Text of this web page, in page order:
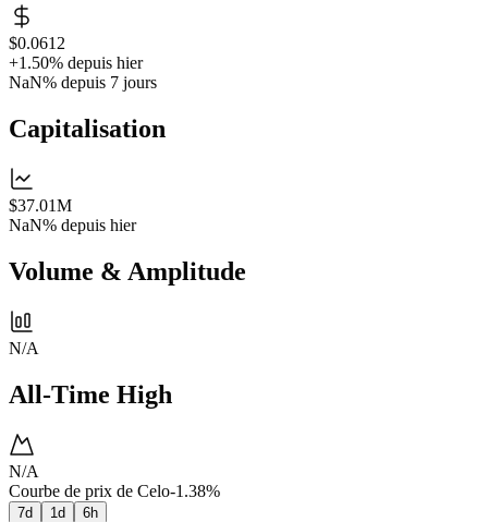
$0.0612
+1.50% depuis hier
NaN% depuis 7 jours
Capitalisation
$37.01M
NaN% depuis hier
Volume & Amplitude
N/A
All-Time High
N/A
Courbe de prix de Celo-1.38%
7d 1d 6h